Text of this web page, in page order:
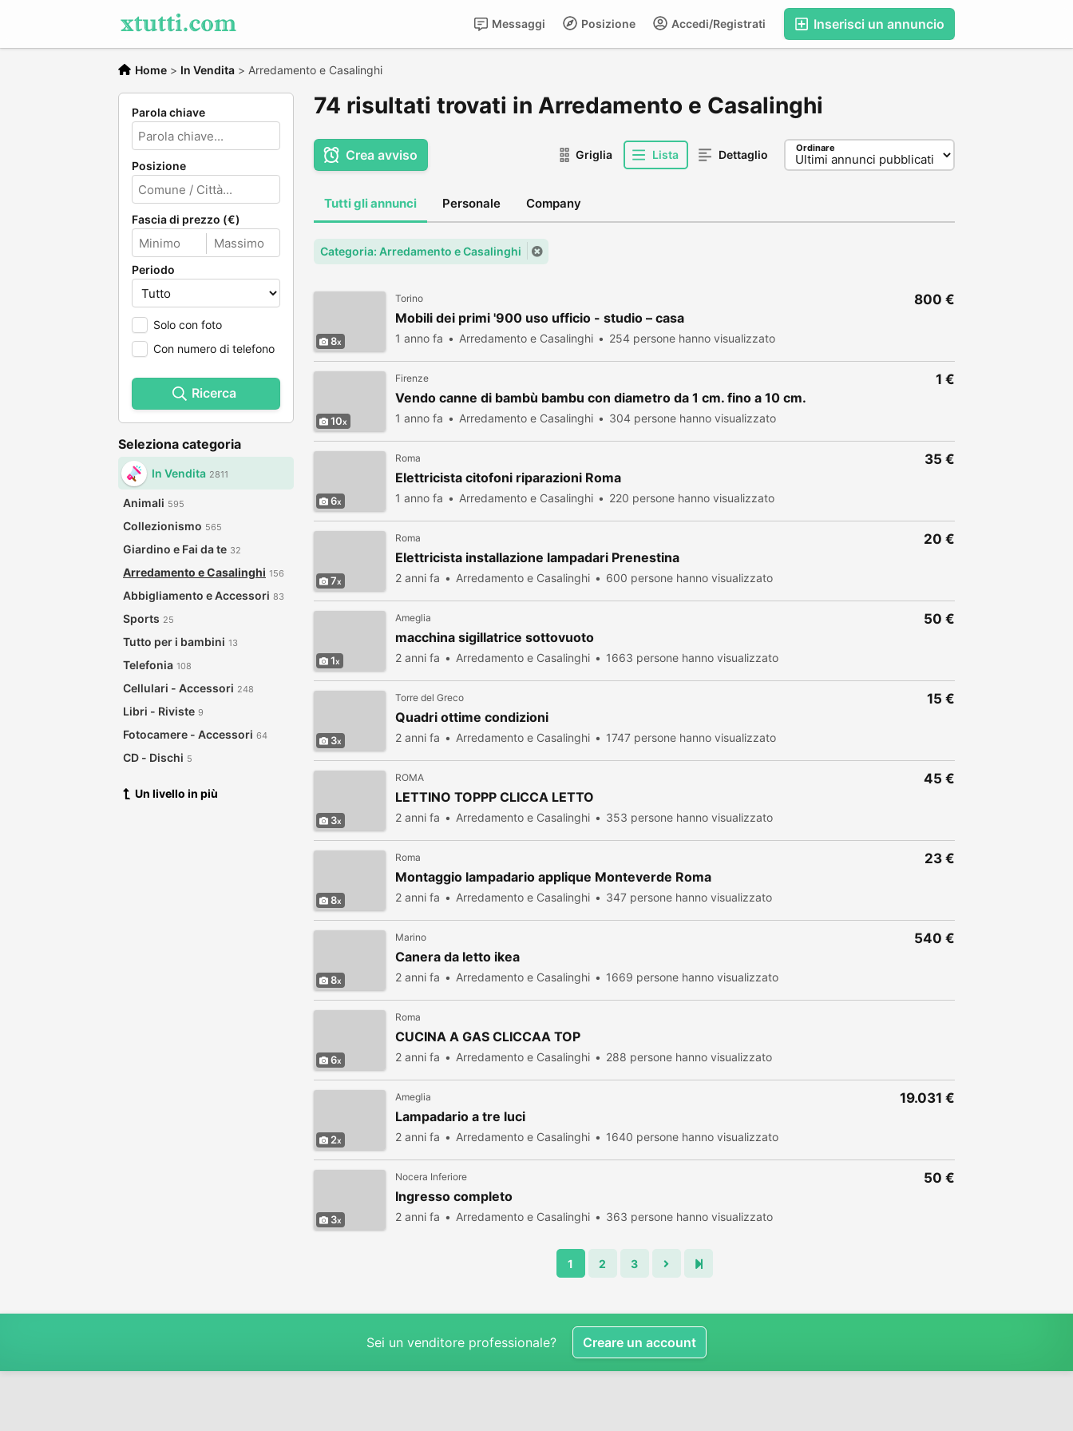
Inserisci un annuncio
Accedi/Registrati
Posizione
Messaggi
Home > In Vendita > Arredamento e Casalinghi
Parola chiave
Posizione
Fascia di prezzo (€)
Periodo
Solo con foto
Con numero di telefono
Ricerca
Seleziona categoria
In Vendita 2811
Animali 595
Collezionismo 565
Giardino e Fai da te 32
Arredamento e Casalinghi 156
Abbigliamento e Accessori 83
Sports 25
Tutto per i bambini 13
Telefonia 108
Cellulari - Accessori 248
Libri - Riviste 9
Fotocamere - Accessori 64
CD - Dischi 5
Computer - Hardware
Un livello in più
74 risultati trovati in Arredamento e Casalinghi
Crea avviso Griglia Lista Dettaglio Ordinare
Tutti gli annunci Personale Company
Categoria: Arredamento e Casalinghi
8
Torino
Mobili dei primi '900 uso ufficio - studio – casa
1 anno fa Arredamento e Casalinghi 254 persone hanno visualizzato
800 €
10
Firenze
Vendo canne di bambù bambu con diametro da 1 cm. fino a 10 cm.
1 anno fa Arredamento e Casalinghi 304 persone hanno visualizzato
1 €
6
Roma
Elettricista citofoni riparazioni Roma
1 anno fa Arredamento e Casalinghi 220 persone hanno visualizzato
35 €
7
Roma
Elettricista installazione lampadari Prenestina
2 anni fa Arredamento e Casalinghi 600 persone hanno visualizzato
20 €
1
Ameglia
macchina sigillatrice sottovuoto
2 anni fa Arredamento e Casalinghi 1663 persone hanno visualizzato
50 €
3
Torre del Greco
Quadri ottime condizioni
2 anni fa Arredamento e Casalinghi 1747 persone hanno visualizzato
15 €
3
ROMA
LETTINO TOPPP CLICCA LETTO
2 anni fa Arredamento e Casalinghi 353 persone hanno visualizzato
45 €
8
Roma
Montaggio lampadario applique Monteverde Roma
2 anni fa Arredamento e Casalinghi 347 persone hanno visualizzato
23 €
8
Marino
Canera da letto ikea
2 anni fa Arredamento e Casalinghi 1669 persone hanno visualizzato
540 €
6
Roma
CUCINA A GAS CLICCAA TOP
2 anni fa Arredamento e Casalinghi 288 persone hanno visualizzato
2
Ameglia
Lampadario a tre luci
2 anni fa Arredamento e Casalinghi 1640 persone hanno visualizzato
19.031 €
3
Nocera Inferiore
Ingresso completo
2 anni fa Arredamento e Casalinghi 363 persone hanno visualizzato
50 €
1 2 3
Sei un venditore professionale? Creare un account